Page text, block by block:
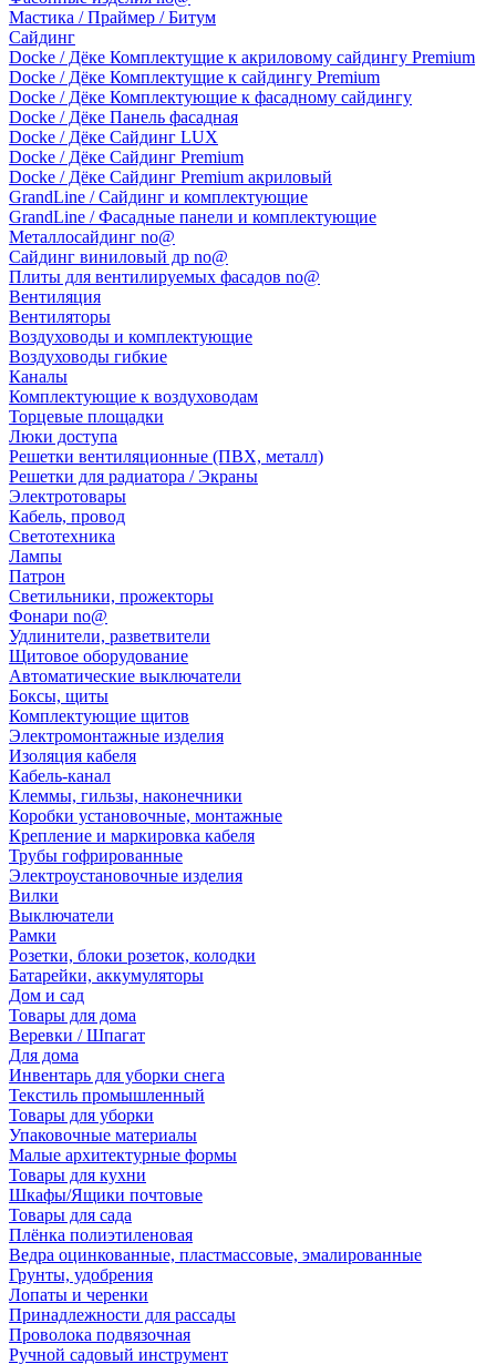
Мастика / Праймер / Битум
Сайдинг
Docke / Дёке Комплектущие к акриловому сайдингу Premium
Docke / Дёке Комплектущие к сайдингу Premium
Docke / Дёке Комплектующие к фасадному сайдингу
Docke / Дёке Панель фасадная
Docke / Дёке Сайдинг LUX
Docke / Дёке Сайдинг Premium
Docke / Дёке Сайдинг Premium акриловый
GrandLine / Сайдинг и комплектующие
GrandLine / Фасадные панели и комплектующие
Металлосайдинг no@
Сайдинг виниловый др no@
Плиты для вентилируемых фасадов no@
Вентиляция
Вентиляторы
Воздуховоды и комплектующие
Воздуховоды гибкие
Каналы
Комплектующие к воздуховодам
Торцевые площадки
Люки доступа
Решетки вентиляционные (ПВХ, металл)
Решетки для радиатора / Экраны
Электротовары
Кабель, провод
Светотехника
Лампы
Патрон
Светильники, прожекторы
Фонари no@
Удлинители, разветвители
Щитовое оборудование
Автоматические выключатели
Боксы, щиты
Комплектующие щитов
Электромонтажные изделия
Изоляция кабеля
Кабель-канал
Клеммы, гильзы, наконечники
Коробки установочные, монтажные
Крепление и маркировка кабеля
Трубы гофрированные
Электроустановочные изделия
Вилки
Выключатели
Рамки
Розетки, блоки розеток, колодки
Батарейки, аккумуляторы
Дом и сад
Товары для дома
Веревки / Шпагат
Для дома
Инвентарь для уборки снега
Текстиль промышленный
Товары для уборки
Упаковочные материалы
Малые архитектурные формы
Товары для кухни
Шкафы/Ящики почтовые
Товары для сада
Плёнка полиэтиленовая
Ведра оцинкованные, пластмассовые, эмалированные
Грунты, удобрения
Лопаты и черенки
Принадлежности для рассады
Проволока подвязочная
Ручной садовый инструмент